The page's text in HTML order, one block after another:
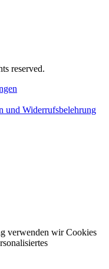
reserved.
und Widerrufsbelehrung
verwenden wir Cookies